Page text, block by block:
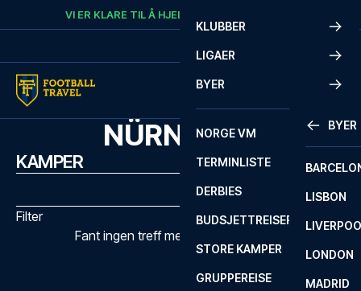
Skip to contentVI ER KLARE TIL Å HJELPE
KLUBBER
LIGAER
BYER
BYER
LISBON
LONDON
MADRID
NORGE VM
TERMINLISTE
DERBIES
BUDSJETTREISER
STORE KAMPER
GRUPPEREISE
NÜRNBERG
KAMPER
Filter
Fant ingen treff med de valgte filtrene